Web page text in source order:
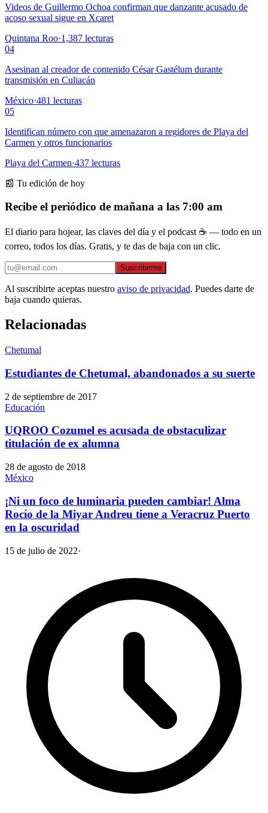
Videos de Guillermo Ochoa confirman que danzante acusado de
acoso sexual sigue en Xcaret
Quintana Roo·1,387 lecturas
04
Asesinan al creador de contenido César Gastélum durante
transmisión en Culiacán
México·481 lecturas
05
Identifican número con que amenazaron a regidores de Playa del
Carmen y otros funcionarios
Playa del Carmen·437 lecturas
📰 Tu edición de hoy
Recibe el periódico de mañana a las 7:00 am
El diario para hojear, las claves del día y el podcast ☕ — todo en un
correo, todos los días. Gratis, y te das de baja con un clic.
Suscribirme
Al suscribirte aceptas nuestro aviso de privacidad. Puedes darte de
baja cuando quieras.
Relacionadas
Chetumal
Estudiantes de Chetumal, abandonados a su suerte
2 de septiembre de 2017
Educación
UQROO Cozumel es acusada de obstaculizar
titulación de ex alumna
28 de agosto de 2018
México
¡Ni un foco de luminaria pueden cambiar! Alma
Rocío de la Miyar Andreu tiene a Veracruz Puerto
en la oscuridad
15 de julio de 2022·